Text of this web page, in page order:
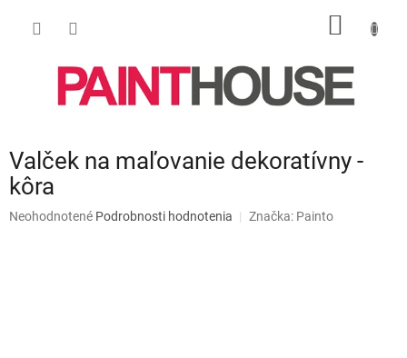
Valček na maľovanie dekoratívny -
kôra
Priemerné
Neohodnotené Podrobnosti hodnotenia Značka: Painto